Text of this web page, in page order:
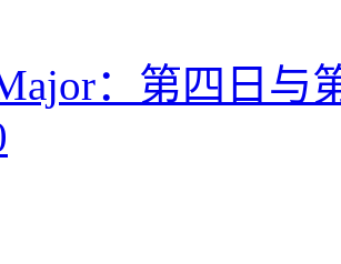
：第四日与